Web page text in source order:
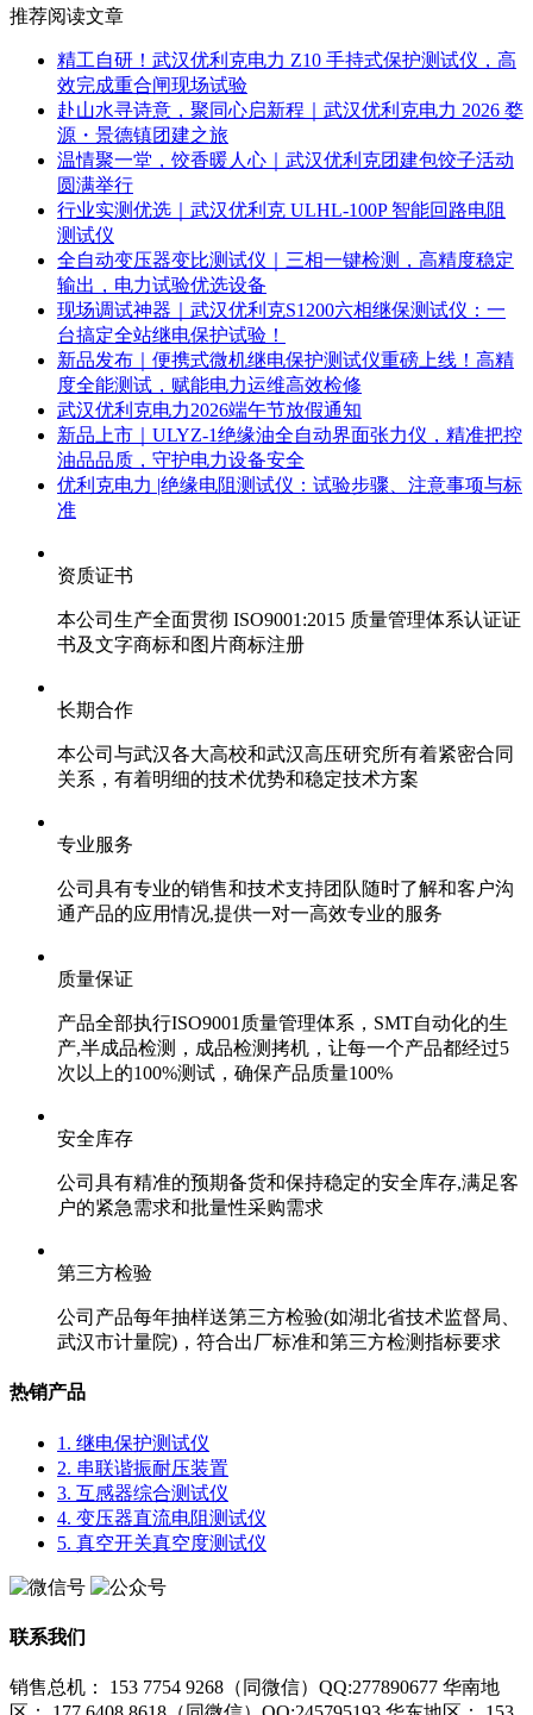
推荐阅读文章
精工自研！武汉优利克电力 Z10 手持式保护测试仪，高
效完成重合闸现场试验
赴山水寻诗意，聚同心启新程｜武汉优利克电力 2026 婺
源・景德镇团建之旅
温情聚一堂，饺香暖人心｜武汉优利克团建包饺子活动
圆满举行
行业实测优选｜武汉优利克 ULHL-100P 智能回路电阻
测试仪
全自动变压器变比测试仪｜三相一键检测，高精度稳定
输出，电力试验优选设备
现场调试神器｜武汉优利克S1200六相继保测试仪：一
台搞定全站继电保护试验！
新品发布｜便携式微机继电保护测试仪重磅上线！高精
度全能测试，赋能电力运维高效检修
武汉优利克电力2026端午节放假通知
新品上市｜ULYZ-1绝缘油全自动界面张力仪，精准把控
油品品质，守护电力设备安全
优利克电力 |绝缘电阻测试仪：试验步骤、注意事项与标
准​
资质证书
本公司生产全面贯彻 ISO9001:2015 质量管理体系认证证
书及文字商标和图片商标注册
长期合作
本公司与武汉各大高校和武汉高压研究所有着紧密合同
关系，有着明细的技术优势和稳定技术方案
专业服务
公司具有专业的销售和技术支持团队随时了解和客户沟
通产品的应用情况,提供一对一高效专业的服务
质量保证
产品全部执行ISO9001质量管理体系，SMT自动化的生
产,半成品检测，成品检测拷机，让每一个产品都经过5
次以上的100%测试，确保产品质量100%
安全库存
公司具有精准的预期备货和保持稳定的安全库存,满足客
户的紧急需求和批量性采购需求
第三方检验
公司产品每年抽样送第三方检验(如湖北省技术监督局、
武汉市计量院)，符合出厂标准和第三方检测指标要求
热销产品
1. 继电保护测试仪
2. 串联谐振耐压装置
3. 互感器综合测试仪
4. 变压器直流电阻测试仪
5. 真空开关真空度测试仪
联系我们
销售总机： 153 7754 9268（同微信）QQ:277890677 华南地